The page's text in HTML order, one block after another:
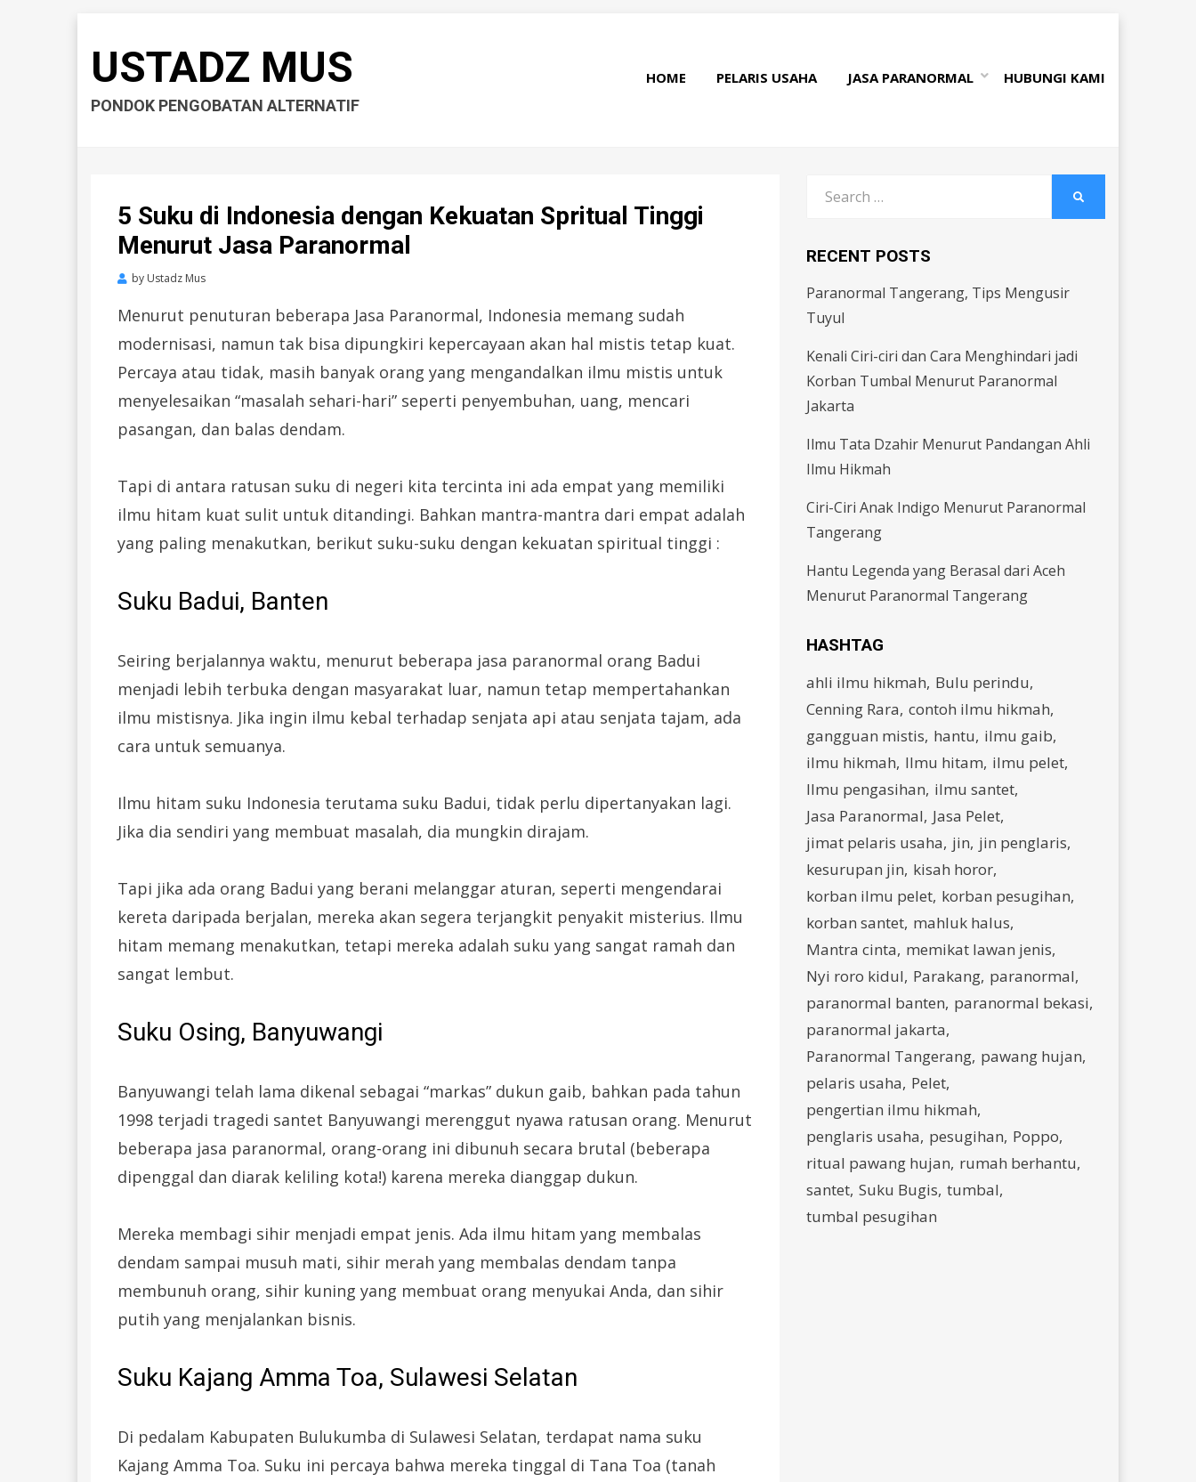
USTADZ MUS
PONDOK PENGOBATAN ALTERNATIF
HOME PELARIS USAHA JASA PARANORMAL HUBUNGI KAMI
5 Suku di Indonesia dengan Kekuatan Spritual Tinggi
Menurut Jasa Paranormal
by Ustadz Mus
Menurut penuturan beberapa Jasa Paranormal, Indonesia memang sudah
modernisasi, namun tak bisa dipungkiri kepercayaan akan hal mistis tetap kuat.
Percaya atau tidak, masih banyak orang yang mengandalkan ilmu mistis untuk
menyelesaikan “masalah sehari-hari” seperti penyembuhan, uang, mencari
pasangan, dan balas dendam.
Tapi di antara ratusan suku di negeri kita tercinta ini ada empat yang memiliki
ilmu hitam kuat sulit untuk ditandingi. Bahkan mantra-mantra dari empat adalah
yang paling menakutkan, berikut suku-suku dengan kekuatan spiritual tinggi :
Suku Badui, Banten
Seiring berjalannya waktu, menurut beberapa jasa paranormal orang Badui
menjadi lebih terbuka dengan masyarakat luar, namun tetap mempertahankan
ilmu mistisnya. Jika ingin ilmu kebal terhadap senjata api atau senjata tajam, ada
cara untuk semuanya.
Ilmu hitam suku Indonesia terutama suku Badui, tidak perlu dipertanyakan lagi.
Jika dia sendiri yang membuat masalah, dia mungkin dirajam.
Tapi jika ada orang Badui yang berani melanggar aturan, seperti mengendarai
kereta daripada berjalan, mereka akan segera terjangkit penyakit misterius. Ilmu
hitam memang menakutkan, tetapi mereka adalah suku yang sangat ramah dan
sangat lembut.
Suku Osing, Banyuwangi
Banyuwangi telah lama dikenal sebagai “markas” dukun gaib, bahkan pada tahun
1998 terjadi tragedi santet Banyuwangi merenggut nyawa ratusan orang. Menurut
beberapa jasa paranormal, orang-orang ini dibunuh secara brutal (beberapa
dipenggal dan diarak keliling kota!) karena mereka dianggap dukun.
Mereka membagi sihir menjadi empat jenis. Ada ilmu hitam yang membalas
dendam sampai musuh mati, sihir merah yang membalas dendam tanpa
membunuh orang, sihir kuning yang membuat orang menyukai Anda, dan sihir
putih yang menjalankan bisnis.
Suku Kajang Amma Toa, Sulawesi Selatan
Di pedalam Kabupaten Bulukumba di Sulawesi Selatan, terdapat nama suku
Kajang Amma Toa. Suku ini percaya bahwa mereka tinggal di Tana Toa (tanah
RECENT POSTS
Paranormal Tangerang, Tips Mengusir
Tuyul
Kenali Ciri-ciri dan Cara Menghindari jadi
Korban Tumbal Menurut Paranormal
Jakarta
Ilmu Tata Dzahir Menurut Pandangan Ahli
Ilmu Hikmah
Ciri-Ciri Anak Indigo Menurut Paranormal
Tangerang
Hantu Legenda yang Berasal dari Aceh
Menurut Paranormal Tangerang
HASHTAG
ahli ilmu hikmah Bulu perindu
Cenning Rara contoh ilmu hikmah
gangguan mistis hantu ilmu gaib
ilmu hikmah Ilmu hitam ilmu pelet
Ilmu pengasihan ilmu santet
Jasa Paranormal Jasa Pelet
jimat pelaris usaha jin jin penglaris
kesurupan jin kisah horor
korban ilmu pelet korban pesugihan
korban santet mahluk halus
Mantra cinta memikat lawan jenis
Nyi roro kidul Parakang paranormal
paranormal banten paranormal bekasi
paranormal jakarta
Paranormal Tangerang pawang hujan
pelaris usaha Pelet
pengertian ilmu hikmah
penglaris usaha pesugihan Poppo
ritual pawang hujan rumah berhantu
santet Suku Bugis tumbal
tumbal pesugihan